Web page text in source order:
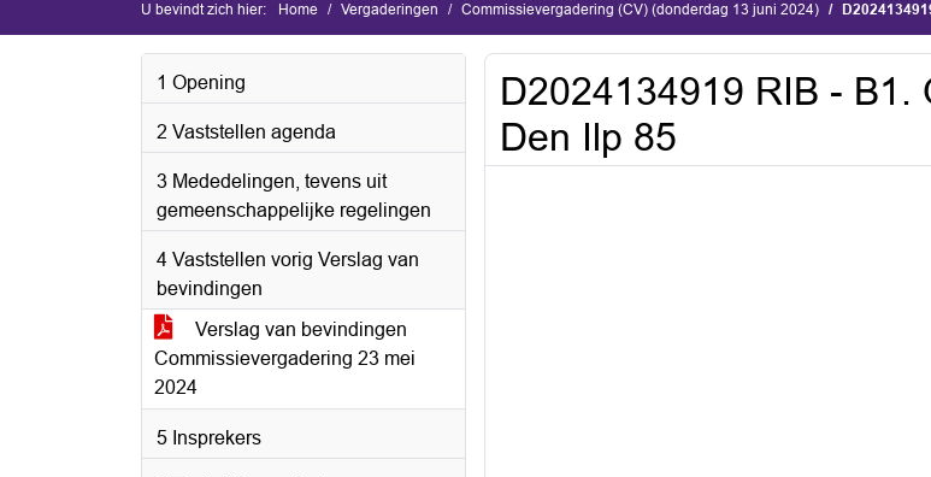
U bevindt zich hier: Home Vergaderingen Commissievergadering (CV) (donderdag 13 juni 2024)
1 Opening
2 Vaststellen agenda
3 Mededelingen, tevens uit
gemeenschappelijke regelingen
4 Vaststellen vorig Verslag van
bevindingen
Verslag van bevindingen
Commissievergadering 23 mei
2024
5 Insprekers
D2024134919 RIB - B1.
Den Ilp 85